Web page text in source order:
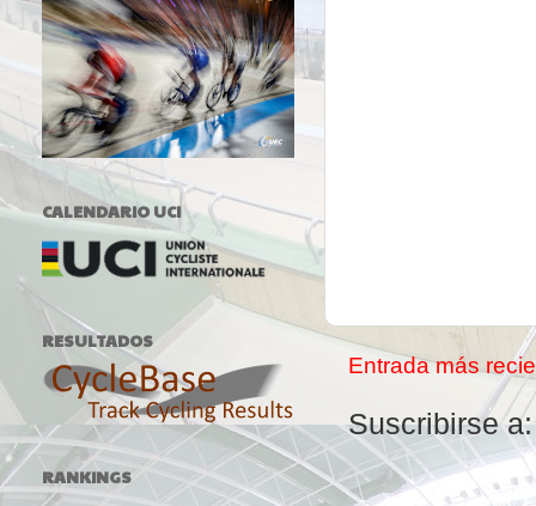
Entrada más
Suscribirse
CALENDARIO UCI
RESULTADOS
RANKINGS